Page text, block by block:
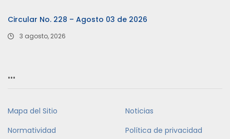
Circular No. 228 – Agosto 03 de 2026
3 agosto, 2026
…
Mapa del Sitio
Noticias
Normatividad
Política de privacidad